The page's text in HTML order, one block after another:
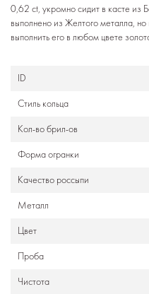
0,62 ct, укромно сидит в касте из
выполнено из Желтого металла,
выполнить его в любом цвете
ID
Стиль кольца
Кол-во брил-ов
Формa огранки
Качество россыпи
Металл
Цвет
Проба
Чистота